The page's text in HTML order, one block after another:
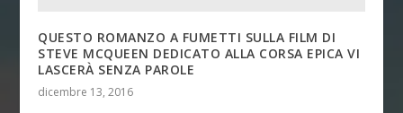
QUESTO ROMANZO A FUMETTI SULLA FILM DI
STEVE MCQUEEN DEDICATO ALLA CORSA EPICA VI
LASCERÀ SENZA PAROLE
dicembre 13, 2016